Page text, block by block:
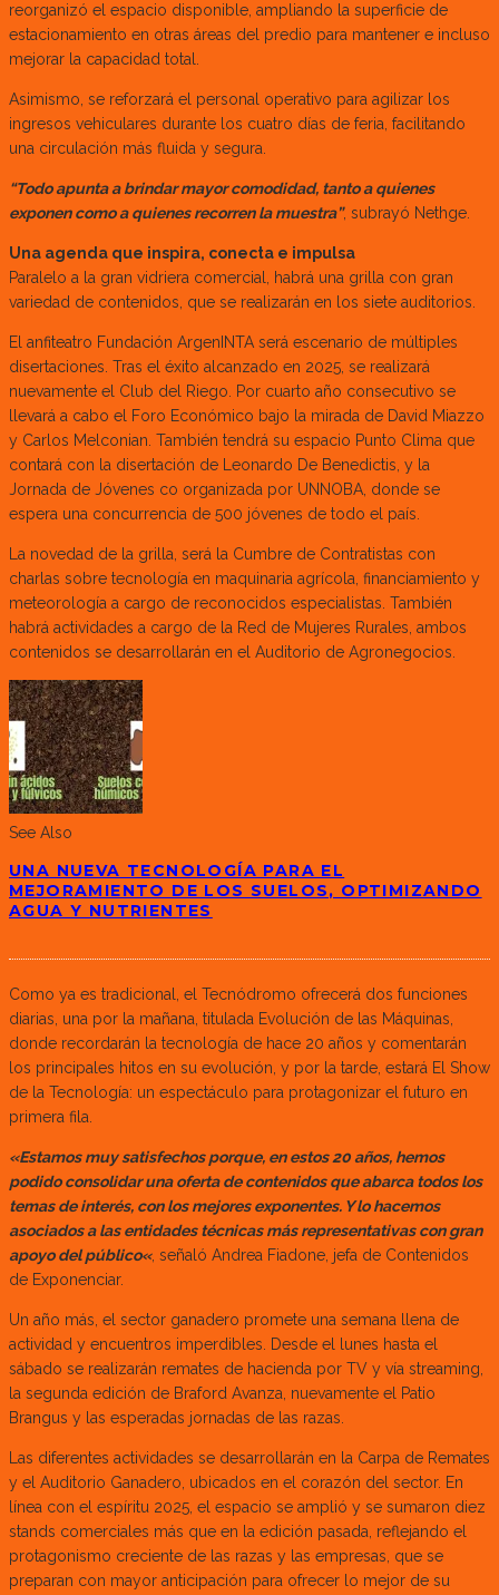
reorganizó el espacio disponible, ampliando la superficie de
estacionamiento en otras áreas del predio para mantener e incluso
mejorar la capacidad total.
Asimismo, se reforzará el personal operativo para agilizar los
ingresos vehiculares durante los cuatro días de feria, facilitando
una circulación más fluida y segura.
“Todo apunta a brindar mayor comodidad, tanto a quienes
exponen como a quienes recorren la muestra”, subrayó Nethge.
Una agenda que inspira, conecta e impulsa
Paralelo a la gran vidriera comercial, habrá una grilla con gran
variedad de contenidos, que se realizarán en los siete auditorios.
El anfiteatro Fundación ArgenINTA será escenario de múltiples
disertaciones. Tras el éxito alcanzado en 2025, se realizará
nuevamente el Club del Riego. Por cuarto año consecutivo se
llevará a cabo el Foro Económico bajo la mirada de David Miazzo
y Carlos Melconian. También tendrá su espacio Punto Clima que
contará con la disertación de Leonardo De Benedictis, y la
Jornada de Jóvenes co organizada por UNNOBA, donde se
espera una concurrencia de 500 jóvenes de todo el país.
La novedad de la grilla, será la Cumbre de Contratistas con
charlas sobre tecnología en maquinaria agrícola, financiamiento y
meteorología a cargo de reconocidos especialistas. También
habrá actividades a cargo de la Red de Mujeres Rurales, ambos
contenidos se desarrollarán en el Auditorio de Agronegocios.
See Also
UNA NUEVA TECNOLOGÍA PARA EL
MEJORAMIENTO DE LOS SUELOS, OPTIMIZANDO
AGUA Y NUTRIENTES
Como ya es tradicional, el Tecnódromo ofrecerá dos funciones
diarias, una por la mañana, titulada Evolución de las Máquinas,
donde recordarán la tecnología de hace 20 años y comentarán
los principales hitos en su evolución, y por la tarde, estará El Show
de la Tecnología: un espectáculo para protagonizar el futuro en
primera fila.
«Estamos muy satisfechos porque, en estos 20 años, hemos
podido consolidar una oferta de contenidos que abarca todos los
temas de interés, con los mejores exponentes. Y lo hacemos
asociados a las entidades técnicas más representativas con gran
apoyo del público«, señaló Andrea Fiadone, jefa de Contenidos
de Exponenciar.
Un año más, el sector ganadero promete una semana llena de
actividad y encuentros imperdibles. Desde el lunes hasta el
sábado se realizarán remates de hacienda por TV y vía streaming,
la segunda edición de Braford Avanza, nuevamente el Patio
Brangus y las esperadas jornadas de las razas.
Las diferentes actividades se desarrollarán en la Carpa de Remates
y el Auditorio Ganadero, ubicados en el corazón del sector. En
línea con el espíritu 2025, el espacio se amplió y se sumaron diez
stands comerciales más que en la edición pasada, reflejando el
protagonismo creciente de las razas y las empresas, que se
preparan con mayor anticipación para ofrecer lo mejor de su